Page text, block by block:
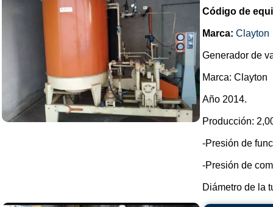
Código de
Marca: Clayton
Generador de
Marca: Clayton
Año 2014.
Producción:
-Presión de
-Presión de
Diámetro de la